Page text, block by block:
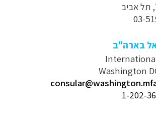
בארה"ב
Washington